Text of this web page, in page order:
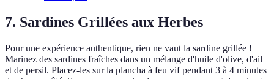
7. Sardines Grillées aux Herbes
Pour une expérience authentique, rien ne vaut la sardine grillée !
Marinez des sardines fraîches dans un mélange d'huile d'olive, d'ail
et de persil. Placez-les sur la plancha à feu vif pendant 3 à 4 minutes